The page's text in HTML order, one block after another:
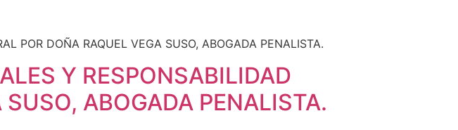
Y RESPONSABILIDAD
ABOGADA PENALISTA.